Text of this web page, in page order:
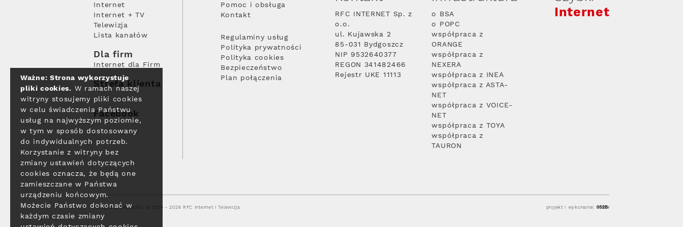
Internet
Internet + TV
Telewizja
Lista kanałów
Dla firm
Internet dla Firm
Strefa klienta
Facebook
Pomoc i obsługa
Kontakt
Regulaminy usług
Polityka prywatności
Polityka cookies
Bezpieczeństwo
Plan połączenia
RFC INTERNET Sp. z
o.o.
ul. Kujawska 2
85-031 Bydgoszcz
NIP 9532640377
REGON 341482466
Rejestr UKE 11113
o BSA
o POPC
współpraca z
ORANGE
współpraca z
NEXERA
współpraca z INEA
współpraca z ASTA-
NET
współpraca z VOICE-
NET
współpraca z TOYA
współpraca z
TAURON
Internet
Polityka prywatności © 2004 - 2026 RFC Internet i Telewizja projekt i wykonanie:
Ważne: Strona wykorzystuje
pliki cookies. W ramach naszej
witryny stosujemy pliki cookies
w celu świadczenia Państwu
usług na najwyższym poziomie,
w tym w sposób dostosowany
do indywidualnych potrzeb.
Korzystanie z witryny bez
zmiany ustawień dotyczących
cookies oznacza, że będą one
zamieszczane w Państwa
urządzeniu końcowym.
Możecie Państwo dokonać w
każdym czasie zmiany